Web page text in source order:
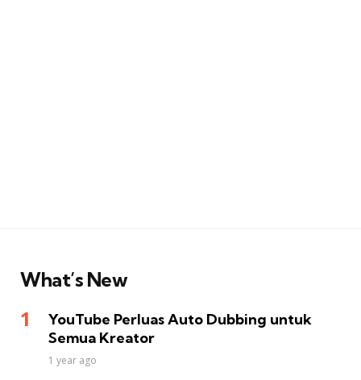
What’s New
YouTube Perluas Auto Dubbing untuk
Semua Kreator
1 year ago